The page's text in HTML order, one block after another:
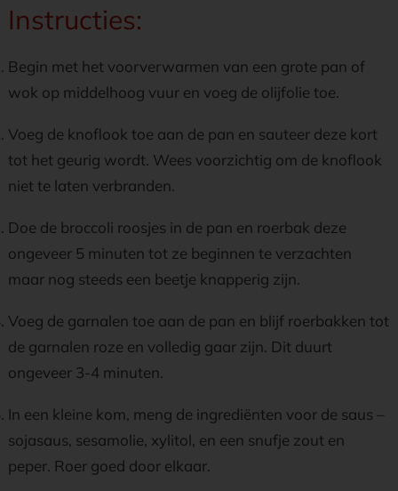
Instructies:
Begin met het voorverwarmen van een grote pan of
wok op middelhoog vuur en voeg de olijfolie toe.
Voeg de knoflook toe aan de pan en sauteer deze kort
tot het geurig wordt. Wees voorzichtig om de knoflook
niet te laten verbranden.
Doe de broccoli roosjes in de pan en roerbak deze
ongeveer 5 minuten tot ze beginnen te verzachten
maar nog steeds een beetje knapperig zijn.
Voeg de garnalen toe aan de pan en blijf roerbakken tot
de garnalen roze en volledig gaar zijn. Dit duurt
ongeveer 3-4 minuten.
In een kleine kom, meng de ingrediënten voor de saus –
sojasaus, sesamolie, xylitol, en een snufje zout en
peper. Roer goed door elkaar.